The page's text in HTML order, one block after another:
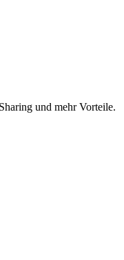
und mehr Vorteile.